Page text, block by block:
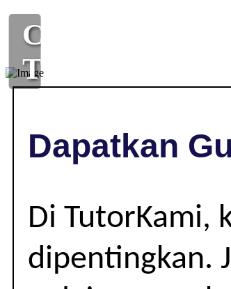
CIKGU
TUISYEN
,Dapatkan
Di TutorKami,
dipentingkan.